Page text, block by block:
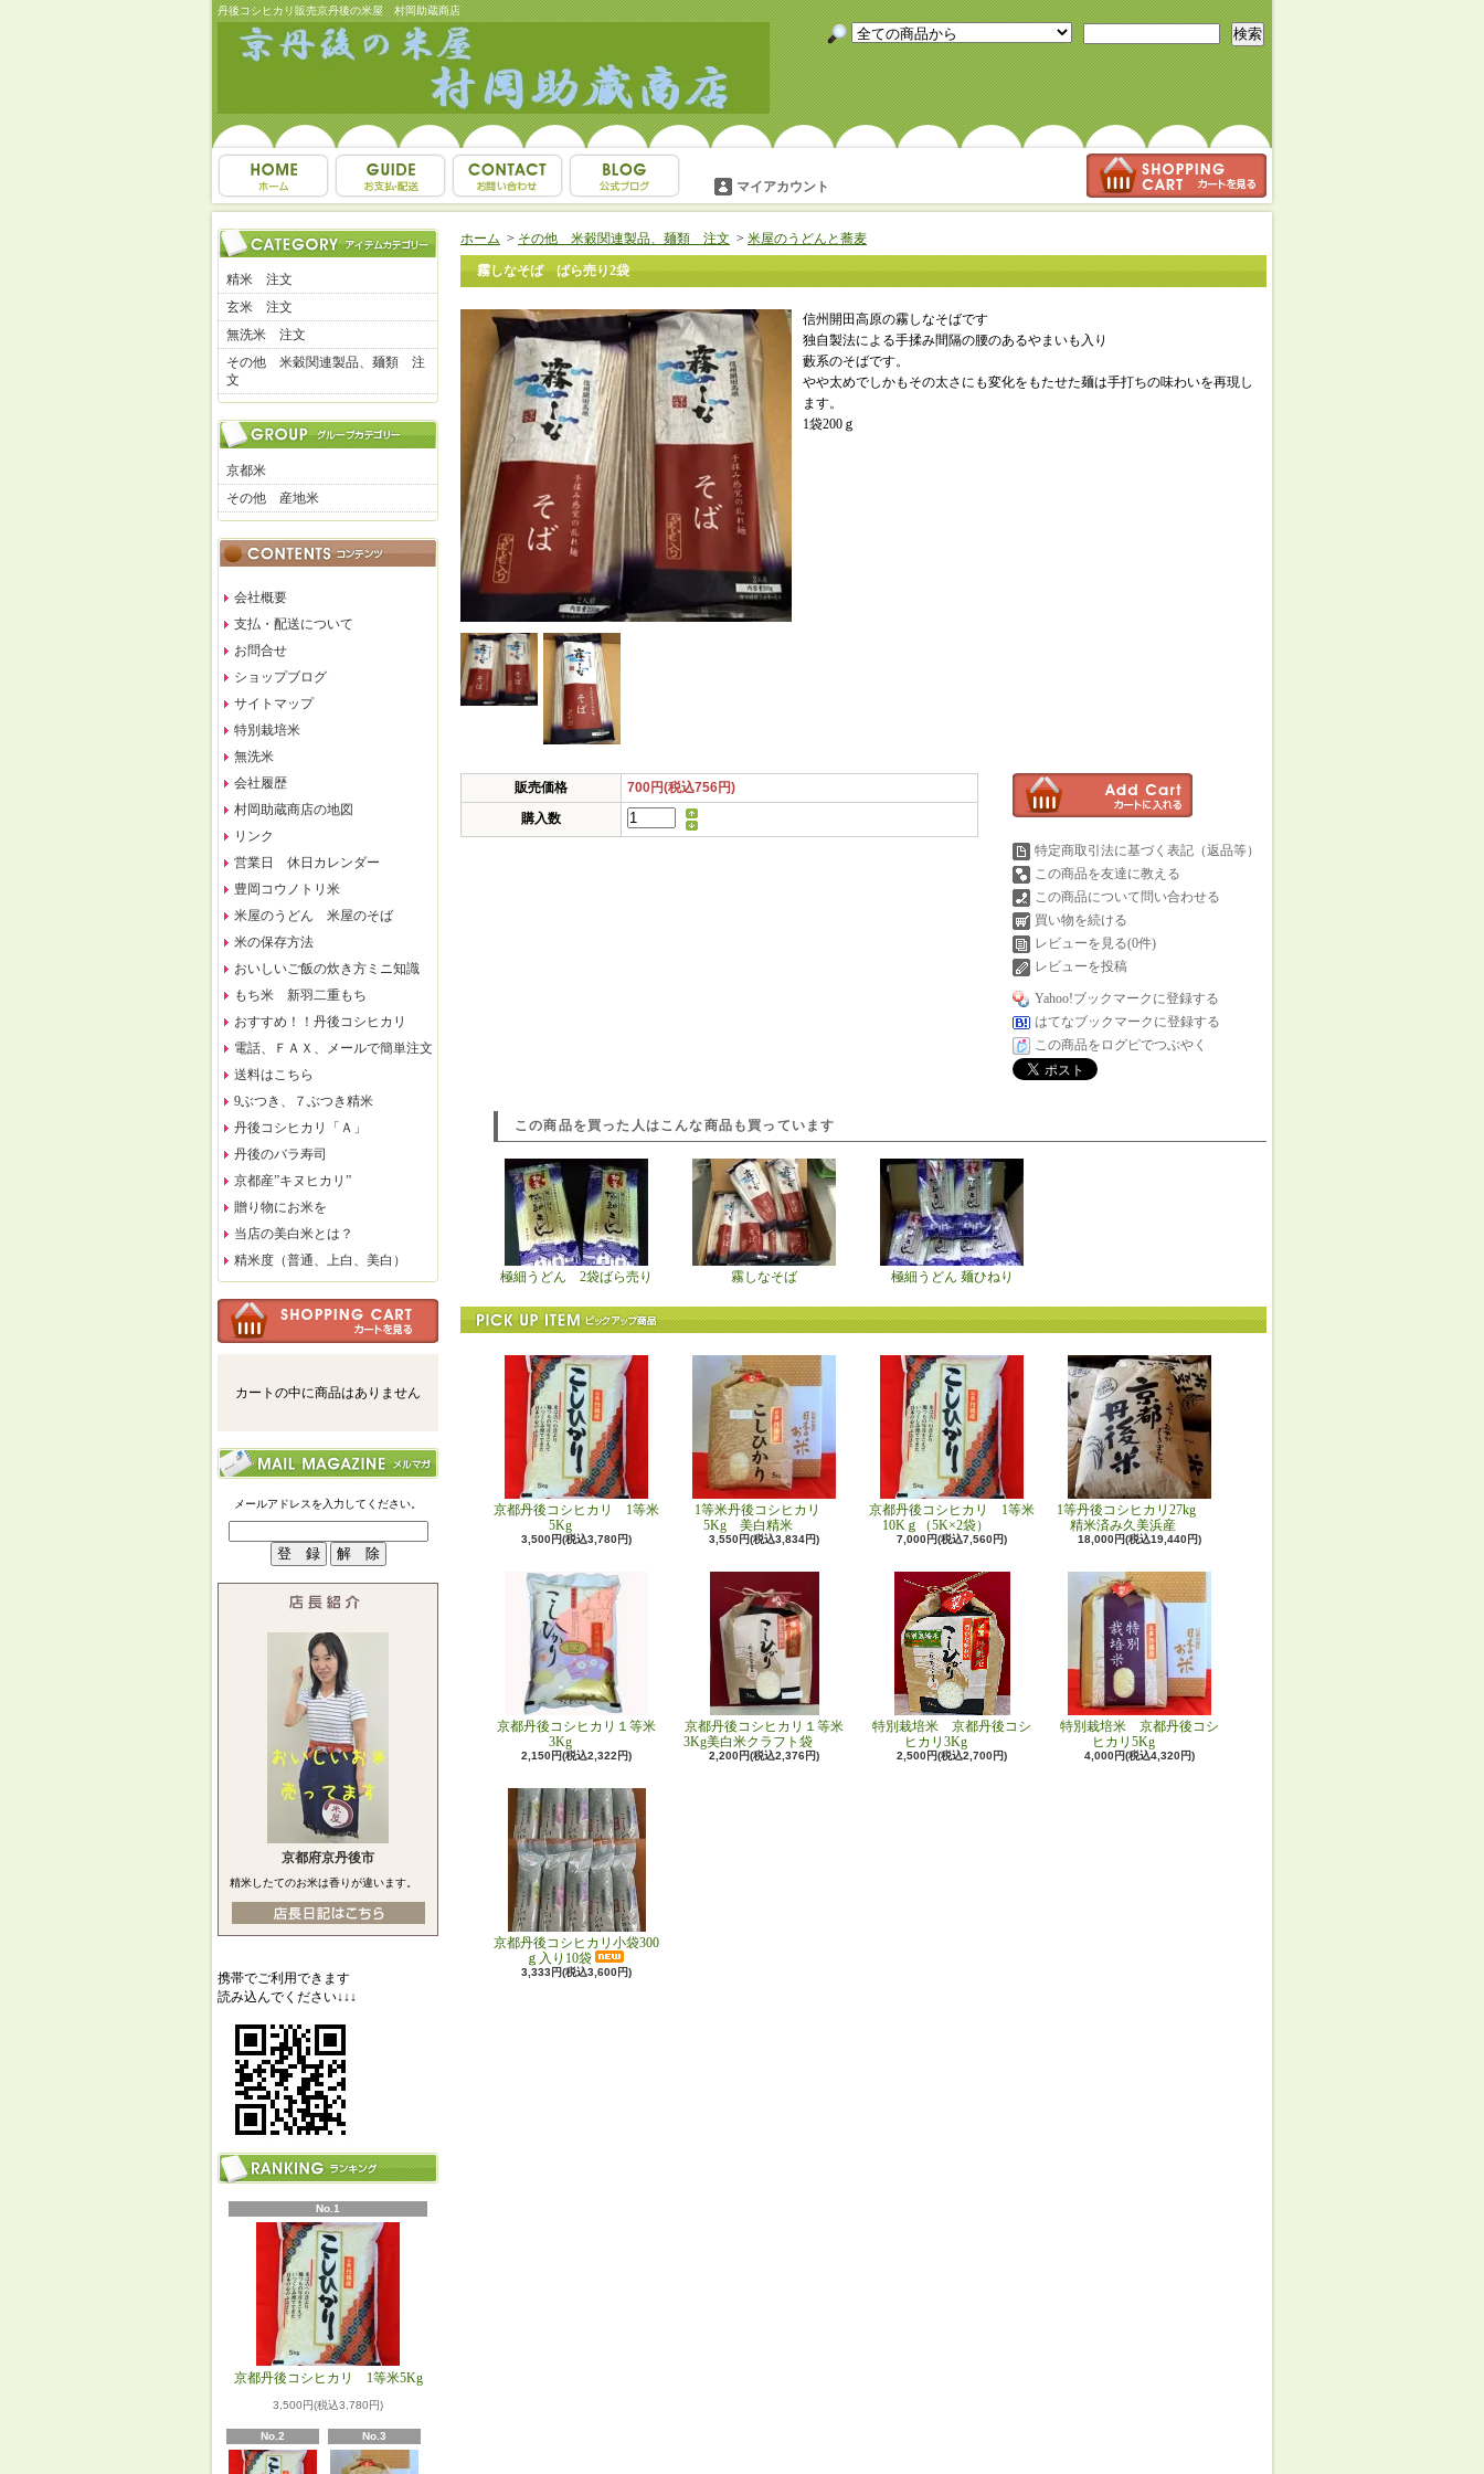
丹後コシヒカリ販売京丹後の米屋 村岡助蔵商店
検索
マイアカウント
精米 注文
玄米 注文
無洗米 注文
その他 米穀関連製品、麺類 注
文
京都米
その他 産地米
会社概要
支払・配送について
お問合せ
ショップブログ
サイトマップ
特別栽培米
無洗米
会社履歴
村岡助蔵商店の地図
リンク
営業日 休日カレンダー
豊岡コウノトリ米
米屋のうどん 米屋のそば
米の保存方法
おいしいご飯の炊き方ミニ知識
もち米 新羽二重もち
おすすめ！！丹後コシヒカリ
電話、ＦＡＸ、メールで簡単注文
送料はこちら
9ぶつき、７ぶつき精米
丹後コシヒカリ「Ａ」
丹後のバラ寿司
京都産”キヌヒカリ”
贈り物にお米を
当店の美白米とは？
精米度（普通、上白、美白）
カートの中に商品はありません
メールアドレスを入力してください。
京都府京丹後市
精米したてのお米は香りが違います。
携帯でご利用できます
読み込んでください↓↓↓
No.1
京都丹後コシヒカリ 1等米5Kg
3,500円(税込3,780円)
No.2 No.3
ホーム > その他 米穀関連製品、麺類 注文 > 米屋のうどんと蕎麦
霧しなそば ばら売り2袋
信州開田高原の霧しなそばです
独自製法による手揉み間隔の腰のあるやまいも入り
藪系のそばです。
やや太めでしかもその太さにも変化をもたせた麺は手打ちの味わいを再現し
ます。
1袋200ｇ
販売価格
700円(税込756円)
購入数
特定商取引法に基づく表記（返品等）
この商品を友達に教える
この商品について問い合わせる
買い物を続ける
レビューを見る(0件)
レビューを投稿
Yahoo!ブックマークに登録する
はてなブックマークに登録する
この商品をログピでつぶやく
この商品を買った人はこんな商品も買っています
極細うどん 2袋ばら売り 霧しなそば 極細うどん 麺ひねり
京都丹後コシヒカリ 1等米
5Kg
3,500円(税込3,780円)
1等米丹後コシヒカリ
5Kg 美白精米
3,550円(税込3,834円)
京都丹後コシヒカリ 1等米
10Kｇ（5K×2袋）
7,000円(税込7,560円)
1等丹後コシヒカリ27kg
精米済み久美浜産
18,000円(税込19,440円)
京都丹後コシヒカリ１等米
3Kg
2,150円(税込2,322円)
京都丹後コシヒカリ１等米
3Kg美白米クラフト袋
2,200円(税込2,376円)
特別栽培米 京都丹後コシ
ヒカリ3Kg
2,500円(税込2,700円)
特別栽培米 京都丹後コシ
ヒカリ5Kg
4,000円(税込4,320円)
京都丹後コシヒカリ小袋300
ｇ入り10袋
3,333円(税込3,600円)